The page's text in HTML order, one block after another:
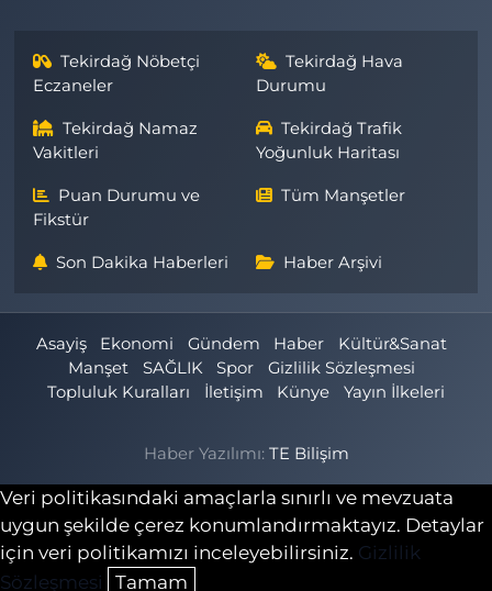
Tekirdağ Nöbetçi
Eczaneler
Tekirdağ Hava
Durumu
Tekirdağ Namaz
Vakitleri
Tekirdağ Trafik
Yoğunluk Haritası
Puan Durumu ve
Fikstür
Tüm Manşetler
Son Dakika Haberleri Haber Arşivi
Asayiş Ekonomi Gündem Haber
Kültür&Sanat
Manşet
SAĞLIK Spor
Gizlilik Sözleşmesi
Topluluk Kuralları
İletişim Künye Yayın İlkeleri
Haber Yazılımı: TE Bilişim
Veri politikasındaki amaçlarla sınırlı ve mevzuata
uygun şekilde çerez konumlandırmaktayız. Detaylar
için veri politikamızı inceleyebilirsiniz. Gizlilik
Sözleşmesi
Tamam